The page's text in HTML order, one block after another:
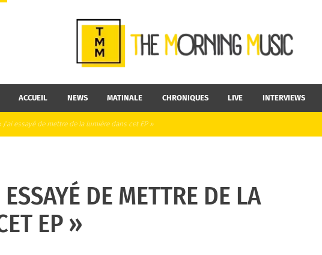
ACCUEIL NEWS MATINALE CHRONIQUES LIVE INTERVIEWS
J’ai essayé de mettre de la lumière dans cet EP »
DE METTRE DE LA
EP »